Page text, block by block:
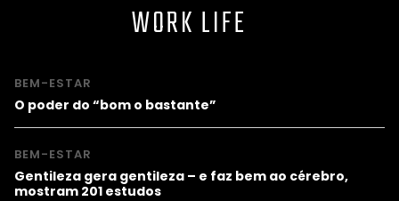
WORK LIFE
BEM-ESTAR
O poder do “bom o bastante”
BEM-ESTAR
Gentileza gera gentileza – e faz bem ao cérebro,
mostram 201 estudos